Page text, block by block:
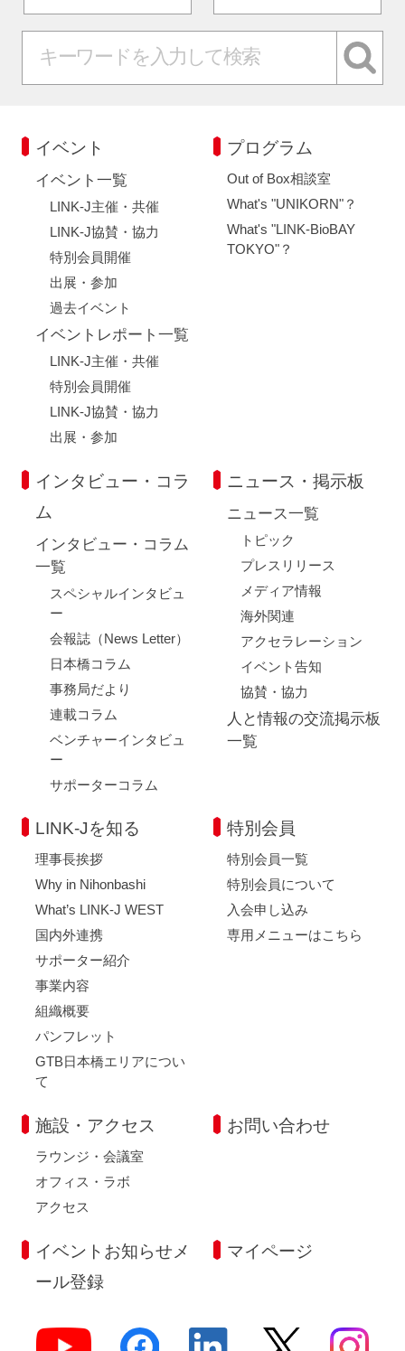
イベント
イベント一覧
LINK-J主催・共催
LINK-J協賛・協力
特別会員開催
出展・参加
過去イベント
イベントレポート一覧
LINK-J主催・共催
特別会員開催
LINK-J協賛・協力
出展・参加
プログラム
Out of Box相談室
What's "UNIKORN"？
What's "LINK-BioBAY
TOKYO"？
インタビュー・コラ
ム
インタビュー・コラム
一覧
スペシャルインタビュ
ー
会報誌（News Letter）
日本橋コラム
事務局だより
連載コラム
ベンチャーインタビュ
ー
サポーターコラム
ニュース・掲示板
ニュース一覧
トピック
プレスリリース
メディア情報
海外関連
アクセラレーション
イベント告知
協賛・協力
人と情報の交流掲示板
一覧
LINK-Jを知る
理事長挨拶
Why in Nihonbashi
What’s LINK-J WEST
国内外連携
サポーター紹介
事業内容
組織概要
パンフレット
GTB日本橋エリアについ
て
特別会員
特別会員一覧
特別会員について
入会申し込み
専用メニューはこちら
施設・アクセス
ラウンジ・会議室
オフィス・ラボ
アクセス
お問い合わせ
イベントお知らせメ
ール登録
マイページ